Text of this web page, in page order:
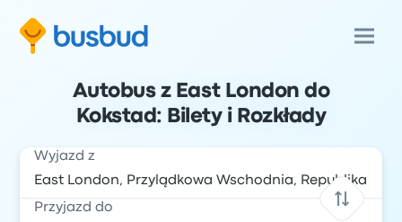
Autobus z East London do
Kokstad: Bilety i Rozkłady
Wyjazd z
Przyjazd do